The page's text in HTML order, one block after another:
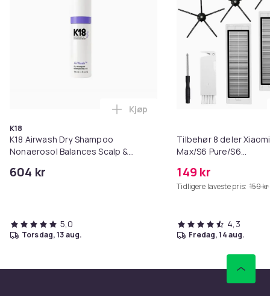
K18
K18 Airwash Dry Shampoo
Nonaerosol Balances Scalp &
604 kr
Legg K18 Airwash Dry
Kjøp
5,0
torsdag, 13 aug.
Tilbehør 8 deler
Max/S6 Pure/S6
149 kr
Tidligere laveste pris: 159 kr
4,3
fredag, 14 aug.